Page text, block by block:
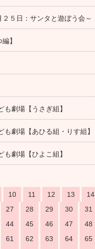
５日：サンタと遊ぼう会～
】
劇場【うさぎ組】
劇場【あひる組・りす組】
劇場【ひよこ組】
10 11 12 13 14
27 28 29 30 31
44 45 46 47 48
61 62 63 64 65